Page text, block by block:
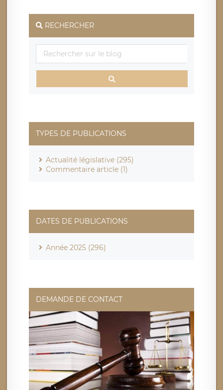
RECHERCHER
TYPES DE PUBLICATIONS
Actualité législative (295)
Commentaire article (1)
DATES DE PUBLICATIONS
Année 2025 (296)
DEMANDE DE CONTACT